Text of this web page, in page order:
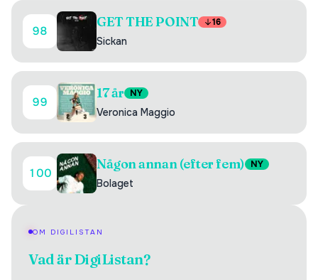
98
GET THE POINT 16
Sickan
99
17 år NY
Veronica Maggio
100
Någon annan (efter fem) NY
Bolaget
OM DIGILISTAN
Vad är DigiListan?